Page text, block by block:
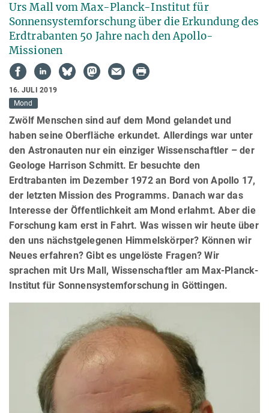
Urs Mall vom Max-Planck-Institut für
Sonnensystemforschung über die Erkundung des
Erdtrabanten 50 Jahre nach den Apollo-
Missionen
16. JULI 2019
Mond
Zwölf Menschen sind auf dem Mond gelandet und
haben seine Oberfläche erkundet. Allerdings war unter
den Astronauten nur ein einziger Wissenschaftler – der
Geologe Harrison Schmitt. Er besuchte den
Erdtrabanten im Dezember 1972 an Bord von Apollo 17,
der letzten Mission des Programms. Danach war das
Interesse der Öffentlichkeit am Mond erlahmt. Aber die
Forschung kam erst in Fahrt. Was wissen wir heute über
den uns nächstgelegenen Himmelskörper? Können wir
Neues erfahren? Gibt es ungelöste Fragen? Wir
sprachen mit Urs Mall, Wissenschaftler am Max-Planck-
Institut für Sonnensystemforschung in Göttingen.